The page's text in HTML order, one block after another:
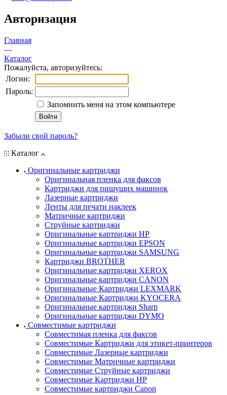
Авторизация
Главная
—
Каталог
Пожалуйста, авторизуйтесь:
Логин:
Пароль:
Запомнить меня на этом компьютере
Забыли свой пароль?
Каталог
Оригинальные картриджи
Оригинальная пленка для факсов
Картриджи для пишущих машинок
Лазерные картриджи
Ленты для печати наклеек
Матричные картриджи
Струйные картриджи
Оригинальные картриджи HP
Оригинальные картриджи EPSON
Оригинальные картриджи SAMSUNG
Картриджи BROTHER
Оригинальные картриджи XEROX
Оригинальные картриджи CANON
Оригинальные Картриджи LEXMARK
Оригинальные Картриджи KYOCERA
Оригинальные картриджи Sharp
Оригинальные картриджи DYMO
Совместимые картриджи
Совместимая пленка для факсов
Совместимые Картриджи для этикет-принтеров
Совместимые Лазерные картриджи
Совместимые Матричные картриджи
Совместимые Струйные картриджи
Совместимые Картриджи HP
Совместимые картриджи Canon